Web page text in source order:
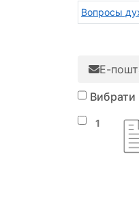
Вопросы
Е-
Вибрати
Вибрати
1